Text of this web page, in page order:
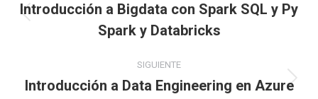
Introducción a Bigdata con Spark SQL y Py
Spark y Databricks
SIGUIENTE
Introducción a Data Engineering en Azure